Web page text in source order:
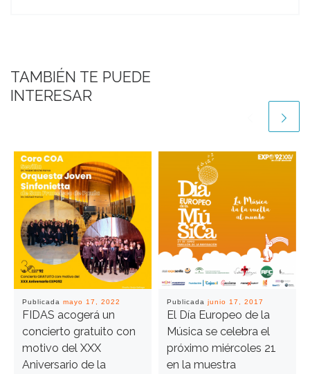
TAMBIÉN TE PUEDE
INTERESAR
Publicada mayo 17, 2022
FIDAS acogerá un
concierto gratuito con
motivo del XXX
Aniversario de la
Publicada junio 17, 2017
El Día Europeo de la
Música se celebra el
próximo miércoles 21
en la muestra